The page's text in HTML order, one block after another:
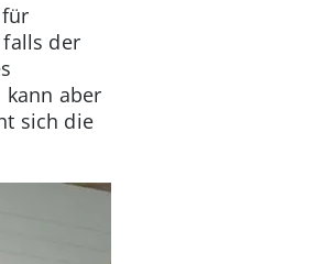
für
der
kann aber
sich die